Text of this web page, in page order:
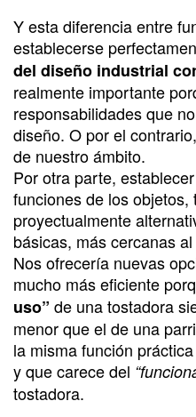
Y esta diferencia entre
establecerse
del diseño industrial
realmente importante
responsabilidades que
diseño. O por el
de nuestro ámbito.
Por otra parte,
funciones de los
proyectualmente
básicas, más cercanas
Nos ofrecería nuevas
mucho más eficiente
uso” de una tostadora
menor que el de una
la misma función
y que carece del
tostadora.